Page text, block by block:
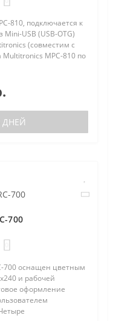
810, подключается к
Mini-USB (USB-OTG)
(совместим с
MPC-810 по
700
700 оснащен цветным
и рабочей
оформление